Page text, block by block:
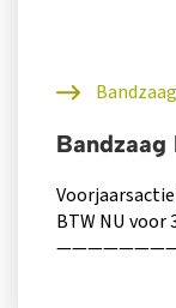
BTW NU voor